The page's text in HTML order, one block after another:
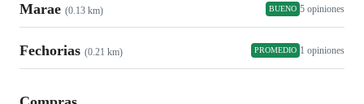
Marae (0.13 km) BUENO 5 opiniones
Fechorias (0.21 km) PROMEDIO 1 opiniones